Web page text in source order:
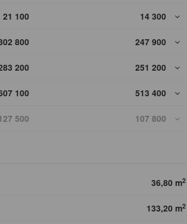
21 100 14 300
800 247 900
200 251 200
100 513 400
500 107 800
36,80 m2
133,20 m2